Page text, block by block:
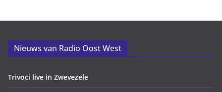
Nieuws van Radio Oost West
Trivoci live in Zwevezele